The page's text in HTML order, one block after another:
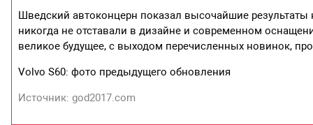
Шведский автоконцерн показал высочайшие результаты
никогда не отставали в дизайне и современном
великое будущее, с выходом перечисленных новинок,
Volvo S60: фото предыдущего обновления
Источник: god2017.com